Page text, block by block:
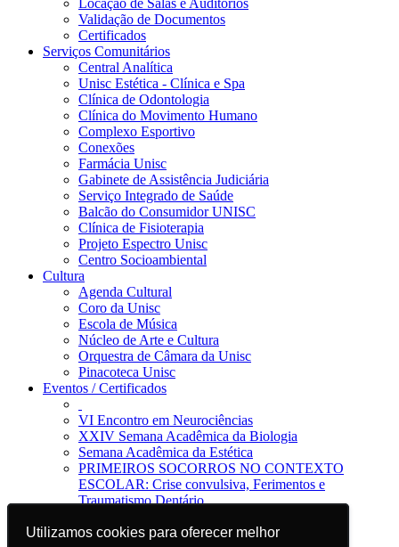
Utilizamos cookies para oferecer melhor
Utilizamos cookies para oferecer melhor
Locação de Salas e Auditórios
Validação de Documentos
Certificados
Serviços Comunitários
Central Analítica
Unisc Estética - Clínica e Spa
Clínica de Odontologia
Clínica do Movimento Humano
Complexo Esportivo
Conexões
Farmácia Unisc
Gabinete de Assistência Judiciária
Serviço Integrado de Saúde
Balcão do Consumidor UNISC
Clínica de Fisioterapia
Projeto Espectro Unisc
Centro Socioambiental
Cultura
Agenda Cultural
Coro da Unisc
Escola de Música
Núcleo de Arte e Cultura
Orquestra de Câmara da Unisc
Pinacoteca Unisc
Eventos / Certificados
VI Encontro em Neurociências
XXIV Semana Acadêmica da Biologia
Semana Acadêmica da Estética
PRIMEIROS SOCORROS NO CONTEXTO
ESCOLAR: Crise convulsiva, Ferimentos e
Traumatismo Dentário
Jornal da Unisc